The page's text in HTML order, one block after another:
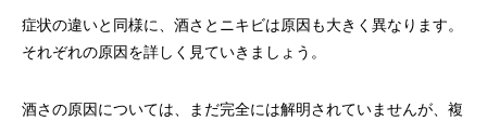
症状の違いと同様に、酒さとニキビは原因も大きく異なります。
それぞれの原因を詳しく見ていきましょう。
酒さの原因については、まだ完全には解明されていませんが、複